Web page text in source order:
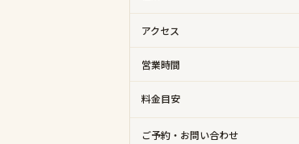
アクセス
営業時間
料金目安
ご予約・お問い合わせ